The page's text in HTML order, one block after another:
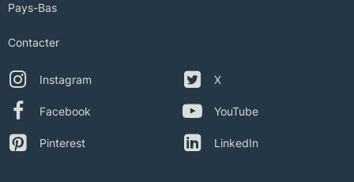
Pays-Bas
Contacter
Instagram
Facebook
Pinterest
X
YouTube
LinkedIn